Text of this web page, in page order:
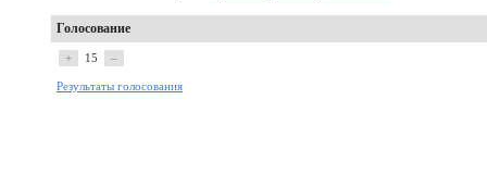
Голосование
+ 15 –
Результаты голосования